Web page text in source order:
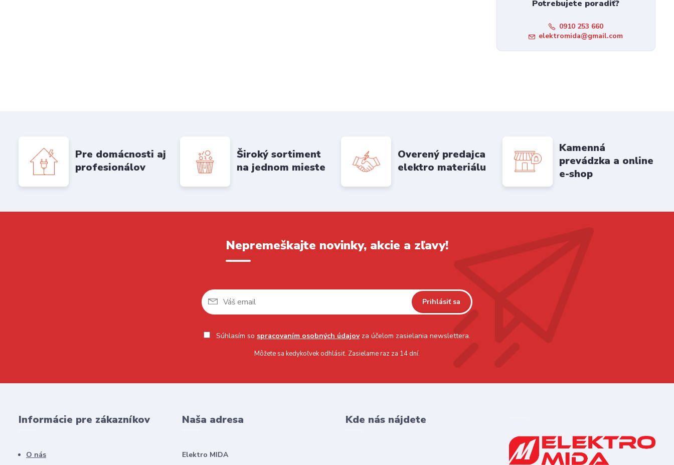
Potrebujete poradiť?
0910 253 660
elektromida@gmail.com
Pre domácnosti aj
profesionálov
Široký sortiment
na jednom mieste
Overený predajca
elektro materiálu
Kamenná
prevádzka a online
e-shop
Nepremeškajte novinky, akcie a zľavy!
Prihlásiť sa
Súhlasím so spracovaním osobných údajovza účelom zasielania newslettera.
Môžete sa kedykoľvek odhlásiť. Zasielame raz za 14 dní.
Informácie pre zákazníkov
O nás
Naša adresa
Elektro MIDA
Kde nás nájdete